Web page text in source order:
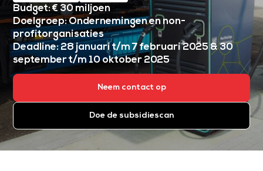
Budget: € 30 miljoen
Doelgroep: Ondernemingen en non-
profitorganisaties
Deadline: 28 januari t/m 7 februari 2025 & 30
september t/m 10 oktober 2025
Neem contact op
Doe de subsidiescan